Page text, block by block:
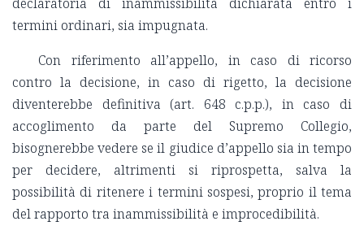
termini ordinari, sia impugnata.
Con riferimento all’appello, in caso di ricorso
contro la decisione, in caso di rigetto, la decisione
diventerebbe definitiva (art. 648 c.p.p.), in caso di
accoglimento da parte del Supremo Collegio,
bisognerebbe vedere se il giudice d’appello sia in tempo
per decidere, altrimenti si riprospetta, salva la
possibilità di ritenere i termini sospesi, proprio il tema
del rapporto tra inammissibilità e improcedibilità.